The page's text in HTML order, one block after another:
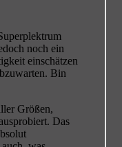
noch ein
einschätzen
Bin
Größen,
Das